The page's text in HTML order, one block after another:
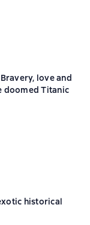
love and
doomed Titanic
0 оценок
historical